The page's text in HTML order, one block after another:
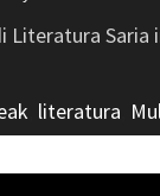
Literatura Saria
literatura